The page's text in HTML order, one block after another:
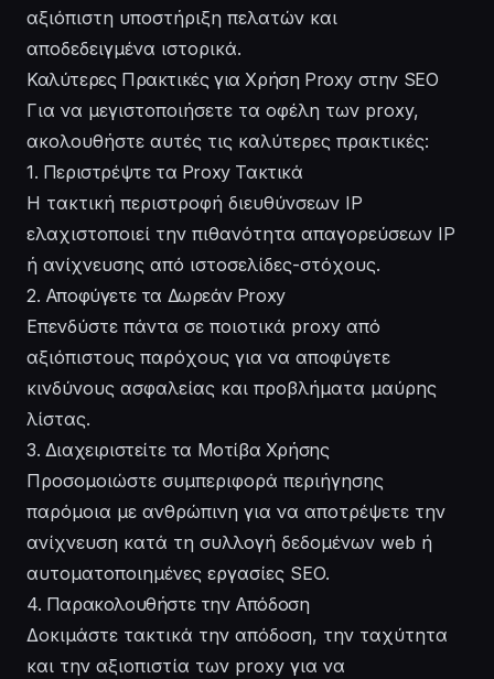
αξιόπιστη υποστήριξη πελατών και
αποδεδειγμένα ιστορικά.
Καλύτερες Πρακτικές για Χρήση Proxy στην SEO
Για να μεγιστοποιήσετε τα οφέλη των proxy,
ακολουθήστε αυτές τις καλύτερες πρακτικές:
1. Περιστρέψτε τα Proxy Τακτικά
Η τακτική περιστροφή διευθύνσεων IP
ελαχιστοποιεί την πιθανότητα απαγορεύσεων IP
ή ανίχνευσης από ιστοσελίδες-στόχους.
2. Αποφύγετε τα Δωρεάν Proxy
Επενδύστε πάντα σε ποιοτικά proxy από
αξιόπιστους παρόχους για να αποφύγετε
κινδύνους ασφαλείας και προβλήματα μαύρης
λίστας.
3. Διαχειριστείτε τα Μοτίβα Χρήσης
Προσομοιώστε συμπεριφορά περιήγησης
παρόμοια με ανθρώπινη για να αποτρέψετε την
ανίχνευση κατά τη συλλογή δεδομένων web ή
αυτοματοποιημένες εργασίες SEO.
4. Παρακολουθήστε την Απόδοση
Δοκιμάστε τακτικά την απόδοση, την ταχύτητα
και την αξιοπιστία των proxy για να